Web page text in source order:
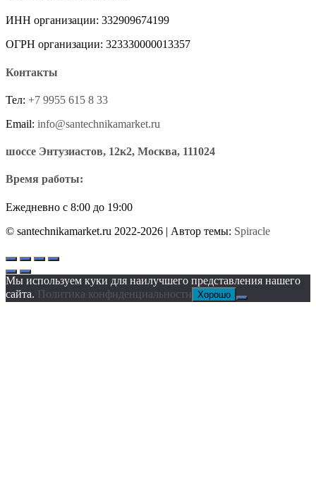
ИНН организации: 332909674199
ОГРН организации: 323330000013357
Контакты
Тел: +7 9955 615 8 33
Email: info@santechnikamarket.ru
шоссе Энтузиастов, 12к2, Москва, 111024
Время работы:
Ежедневно с 8:00 до 19:00
© santechnikamarket.ru 2022-2026 | Автор темы: Spiracle
Мы используем куки для наилучшего представления нашего
сайта. Политика конфиденциальности Хорошо